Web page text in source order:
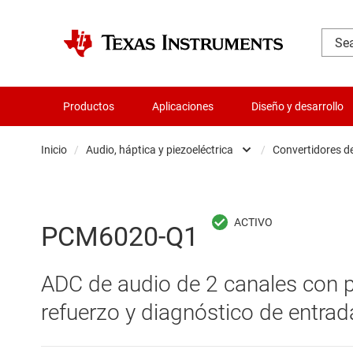
Productos Aplicaciones Diseño y desarrollo
Inicio / Audio, háptica y piezoeléctrica
Aislamiento
Audio, háptica y piezoeléctrica
Circuitos integrados de gestión de
/ Convertidores
PCM6020-Q1
ADC de audio de 2 canales
refuerzo y diagnóstico de